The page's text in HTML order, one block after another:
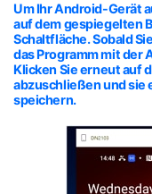
Um Ihr Android-Gerät
auf dem gespiegelten
Schaltfläche. Sobald
das Programm mit der
Klicken Sie erneut auf
abzuschließen und sie
speichern.